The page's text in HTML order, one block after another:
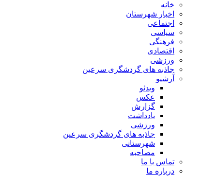
خانه
اخبار شهرستان
اجتماعی
سیاسی
فرهنگی
اقتصادی
ورزشی
جاذبه های گردشگری سرعین
آرشیو
ویدئو
عکس
گزارش
یادداشت
ورزشی
جاذبه های گردشگری سرعین
شهرستانی
مصاحبه
تماس با ما
درباره ما